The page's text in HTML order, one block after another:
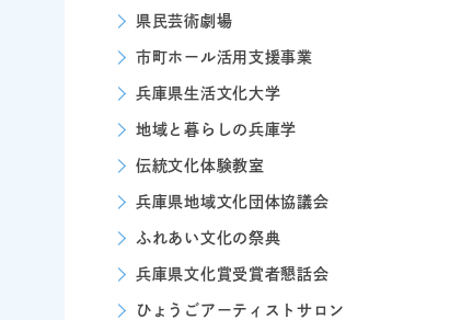
県民芸術劇場
市町ホール活用支援事業
兵庫県生活文化大学
地域と暮らしの兵庫学
伝統文化体験教室
兵庫県地域文化団体協議会
ふれあい文化の祭典
兵庫県文化賞受賞者懇話会
ひょうごアーティストサロン